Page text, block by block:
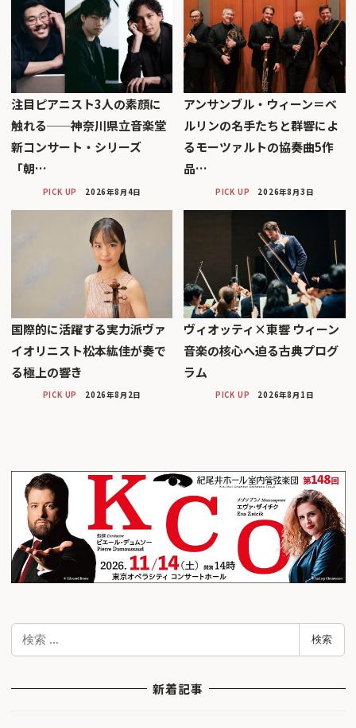
注目ピアニスト3人の素顔に
触れる──神奈川県立音楽堂
新コンサート・シリーズ
「朝…
PICK UP 2026年8月4日
アンサンブル・ウィーン＝ベ
ルリンの名手たちと群響によ
るモーツァルトの協奏曲5作
品…
PICK UP 2026年8月3日
国際的に活躍する実力派ヴァ
イオリニスト松本紘佳が奏で
る極上の響き
PICK UP 2026年8月2日
ヴィオッティ×東響 ウィーン
音楽の核心へ迫る古典プログ
ラム
PICK UP 2026年8月1日
検
検索
新着記事